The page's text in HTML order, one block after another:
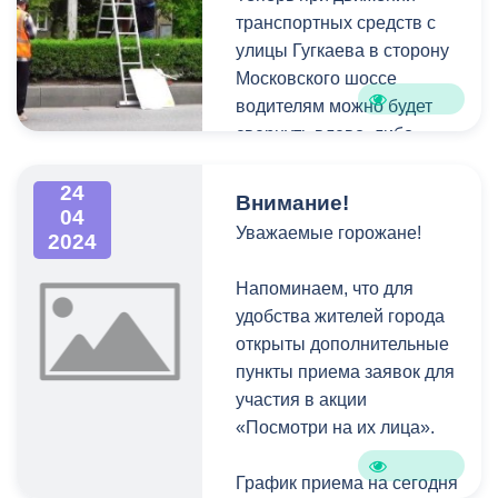
территория;
- коллектив Префектуры
совместно с волонтерами
на территории Мемориала
Славы;
- Федеральное
казначейство,
(ул.Коцоева, ул.Г.Плиева,
до ЦУМа).
Промышленный район:
- Сквер ДК «Металлург»
студенты СК ГМИ
совместно с сотрудниками
транспортных средств с
улицы Гугкаева в сторону
Московского шоссе
водителям можно будет
свернуть влево, либо
24
04
2024
Внимание!
Уважаемые горожане!
Напоминаем, что для
удобства жителей города
открыты дополнительные
пункты приема заявок для
участия в акции
«Посмотри на их лица».
График приема на сегодня